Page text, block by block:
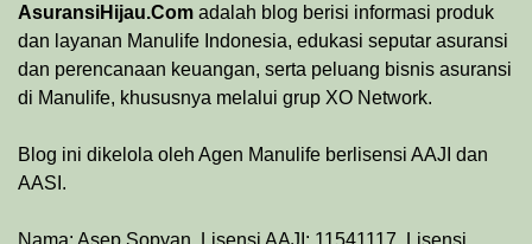
AsuransiHijau.Com adalah blog berisi informasi produk
dan layanan Manulife Indonesia, edukasi seputar asuransi
dan perencanaan keuangan, serta peluang bisnis asuransi
di Manulife, khususnya melalui grup XO Network.
Blog ini dikelola oleh Agen Manulife berlisensi AAJI dan
AASI.
Nama: Asep Sopyan. Lisensi AAJI: 11541117. Lisensi